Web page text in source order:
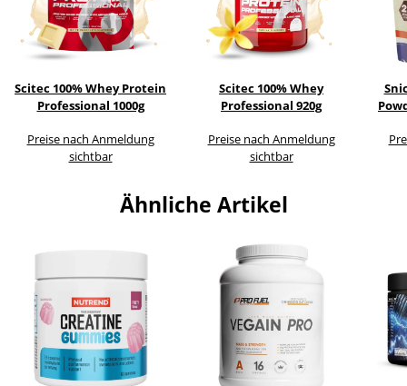
Scitec 100% Whey Protein
Professional 1000g
Preise nach Anmeldung
sichtbar
Scitec 100% Whey
Professional 920g
Preise nach Anmeldung
sichtbar
Ähnliche Artikel